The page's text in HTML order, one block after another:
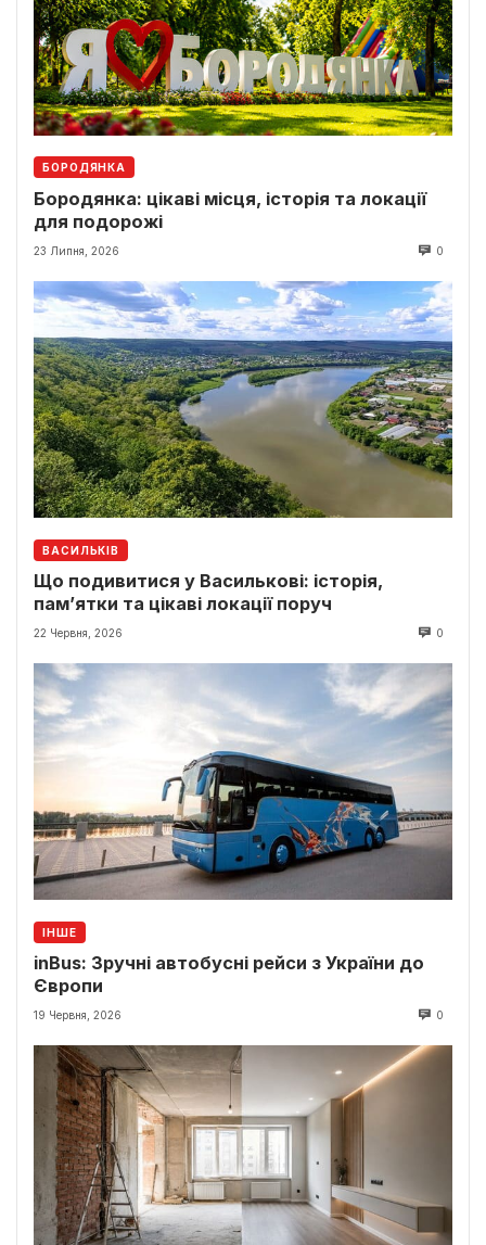
БОРОДЯНКА
Бородянка: цікаві місця, історія та локації
для подорожі
23 Липня, 2026 0
ВАСИЛЬКІВ
Що подивитися у Василькові: історія,
пам’ятки та цікаві локації поруч
22 Червня, 2026 0
ІНШЕ
inBus: Зручні автобусні рейси з України до
Європи
19 Червня, 2026 0